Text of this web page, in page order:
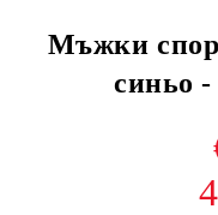
Мъжки
синьо